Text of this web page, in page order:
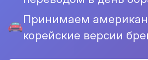
Принимаем
корейские версии